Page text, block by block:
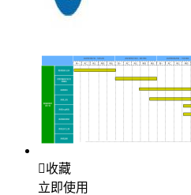
收藏
立即使用